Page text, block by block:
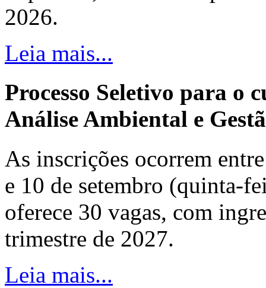
2026.
Leia mais...
Processo Seletivo para o
Análise Ambiental e
As inscrições ocorrem
e 10 de setembro (quinta-
oferece 30 vagas, com
trimestre de 2027.
Leia mais...